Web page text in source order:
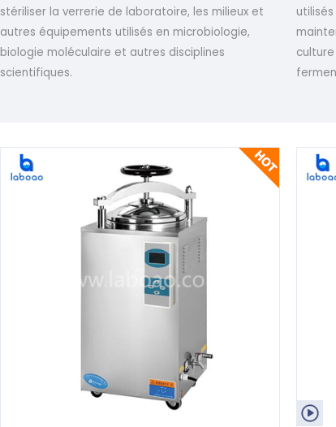
stériliser la verrerie de laboratoire, les milieux et
autres équipements utilisés en microbiologie,
biologie moléculaire et autres disciplines
scientifiques.
